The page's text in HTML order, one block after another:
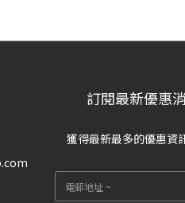
訂閱最新優惠
獲得最新最多的優惠資